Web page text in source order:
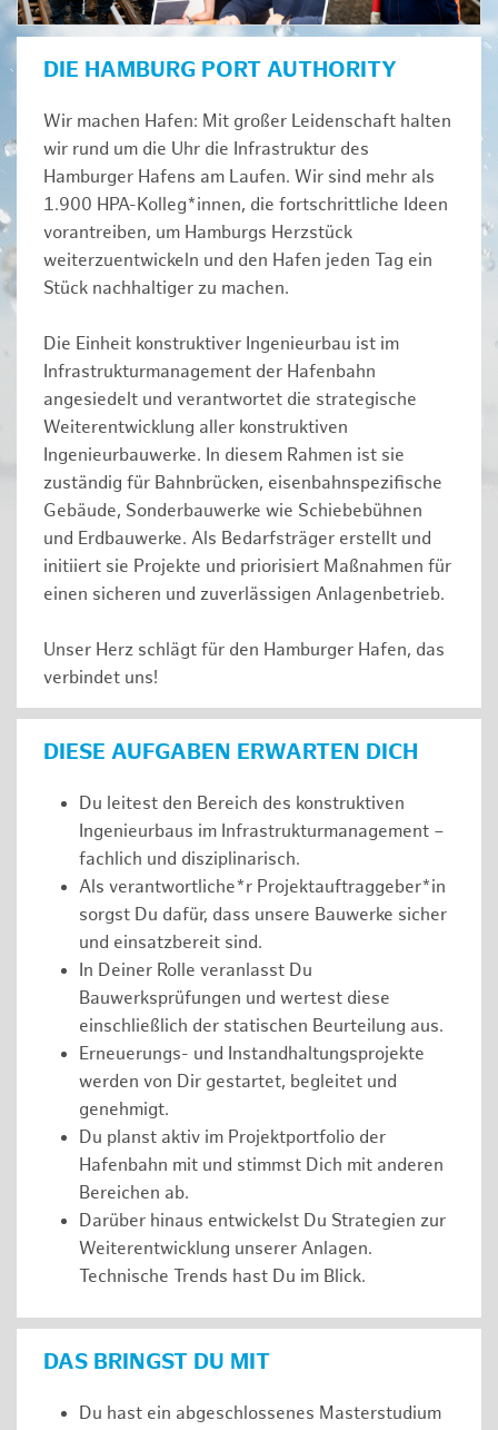
DIE HAMBURG PORT AUTHORITY
Wir machen Hafen: Mit großer Leidenschaft halten
wir rund um die Uhr die Infrastruktur des
Hamburger Hafens am Laufen. Wir sind mehr als
1.900 HPA-Kolleg*innen, die fortschrittliche Ideen
vorantreiben, um Hamburgs Herzstück
weiterzuentwickeln und den Hafen jeden Tag ein
Stück nachhaltiger zu machen.
Die Einheit konstruktiver Ingenieurbau ist im
Infrastrukturmanagement der Hafenbahn
angesiedelt und verantwortet die strategische
Weiterentwicklung aller konstruktiven
Ingenieurbauwerke. In diesem Rahmen ist sie
zuständig für Bahnbrücken, eisenbahnspezifische
Gebäude, Sonderbauwerke wie Schiebebühnen
und Erdbauwerke. Als Bedarfsträger erstellt und
initiiert sie Projekte und priorisiert Maßnahmen für
einen sicheren und zuverlässigen Anlagenbetrieb.
Unser Herz schlägt für den Hamburger Hafen, das
verbindet uns!
DIESE AUFGABEN ERWARTEN DICH
Du leitest den Bereich des konstruktiven
Ingenieurbaus im Infrastrukturmanagement –
fachlich und disziplinarisch.
Als verantwortliche*r Projektauftraggeber*in
sorgst Du dafür, dass unsere Bauwerke sicher
und einsatzbereit sind.
In Deiner Rolle veranlasst Du
Bauwerksprüfungen und wertest diese
einschließlich der statischen Beurteilung aus.
Erneuerungs- und Instandhaltungsprojekte
werden von Dir gestartet, begleitet und
genehmigt.
Du planst aktiv im Projektportfolio der
Hafenbahn mit und stimmst Dich mit anderen
Bereichen ab.
Darüber hinaus entwickelst Du Strategien zur
Weiterentwicklung unserer Anlagen.
Technische Trends hast Du im Blick.
DAS BRINGST DU MIT
Du hast ein abgeschlossenes Masterstudium